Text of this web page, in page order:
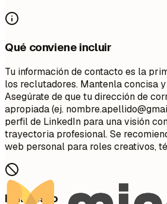
Qué conviene incluir
Tu información de contacto es la
los reclutadores. Mantenla concisa
Asegúrate de que tu dirección de
apropiada (ej.
perfil de LinkedIn para una visión
trayectoria profesional. Se
web personal para roles creativos,
Evita esto